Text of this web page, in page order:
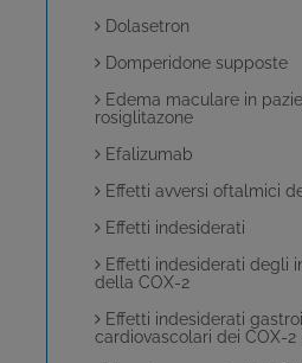
Dolasetron
Domperidone supposte
Edema maculare in
rosiglitazone
Efalizumab
Effetti avversi oftalmici
Effetti indesiderati
Effetti indesiderati degli
della COX-2
Effetti indesiderati
cardiovascolari dei COX-2